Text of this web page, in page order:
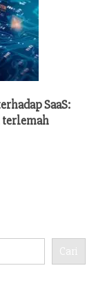
SaaS:
terlemah
Cari